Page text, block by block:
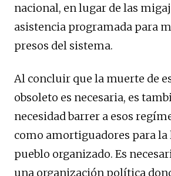
nacional, en lugar de las
asistencia programada para
presos del sistema.
Al concluir que la muerte de
obsoleto es necesaria, es
necesidad barrer a esos
como amortiguadores para la
pueblo organizado. Es
una organización política